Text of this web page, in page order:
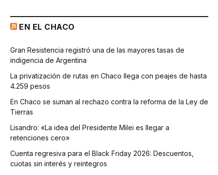
EN EL CHACO
Gran Resistencia registró una de las mayores tasas de
indigencia de Argentina
La privatización de rutas en Chaco llega con peajes de hasta
4.259 pesos
En Chaco se suman al rechazo contra la reforma de la Ley de
Tierras
Lisandro: «La idea del Presidente Milei es llegar a
retenciones cero»
Cuenta regresiva para el Black Friday 2026: Descuentos,
cuotas sin interés y reintegros